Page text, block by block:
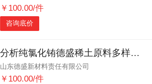
￥100.00/件
咨询底价
分析纯氯化铕德盛稀土原料多样任选 一站式采购平台
山东德盛新材料责任有限公司
￥100.00/件